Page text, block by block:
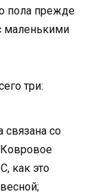
пола прежде
маленькими
три:
связана со
как это